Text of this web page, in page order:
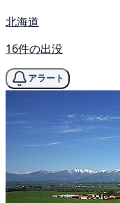
北海道
16件の出没
アラート